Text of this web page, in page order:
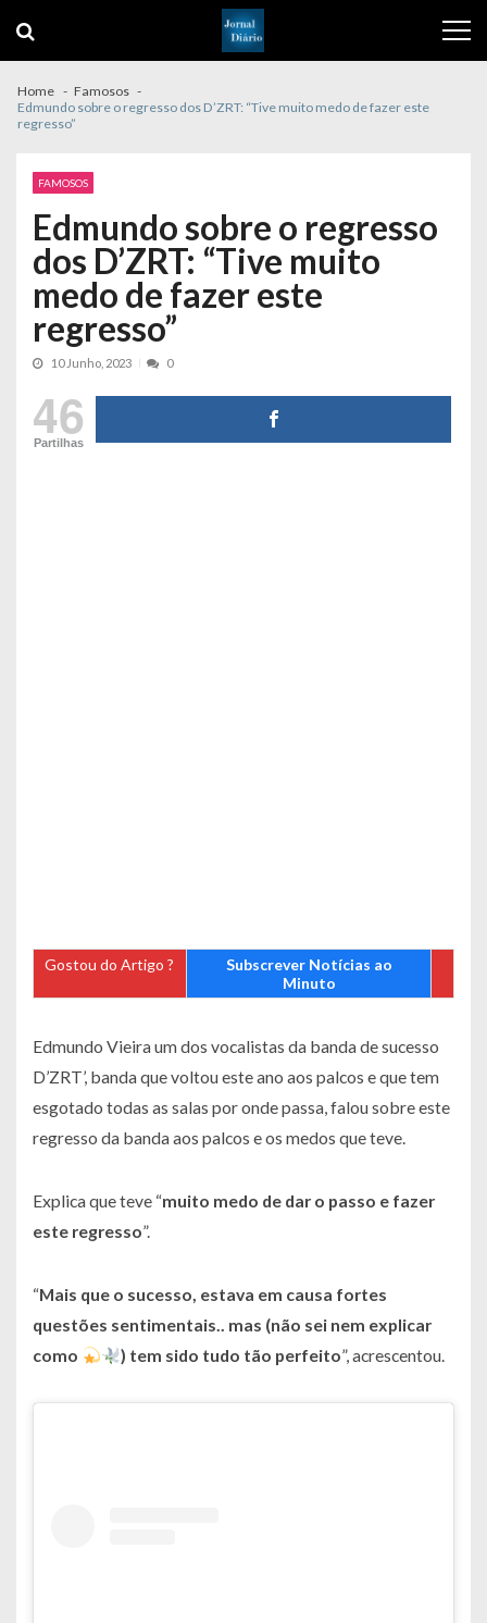
navigation
content
Home
Famosos
Edmundo sobre o regresso dos D’ZRT: “Tive muito medo de fazer este
regresso”
FAMOSOS
Edmundo sobre o regresso
dos D’ZRT: “Tive muito
medo de fazer este
regresso”
10 Junho, 2023 0
46
Partilhas
Gostou do Artigo ?
Subscrever Notícias ao
Minuto
Edmundo Vieira um dos vocalistas da banda de sucesso
D’ZRT’, banda que voltou este ano aos palcos e que tem
esgotado todas as salas por onde passa, falou sobre este
regresso da banda aos palcos e os medos que teve.
Explica que teve “muito medo de dar o passo e fazer
este regresso”.
“Mais que o sucesso, estava em causa fortes
questões sentimentais.. mas (não sei nem explicar
como
) tem sido tudo tão perfeito”, acrescentou.